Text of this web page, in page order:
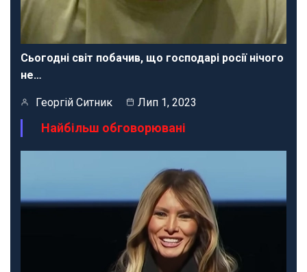
Сьогодні світ побачив, що господарі росії нічого
не…
Георгій Ситник Лип 1, 2023
Найбільш обговорювані